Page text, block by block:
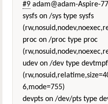
#9 adam@adam-Aspire-
sysfs on /sys type sysfs
proc on /proc type proc
udev on /dev type
6,mode=755)
devpts on /dev/pts type